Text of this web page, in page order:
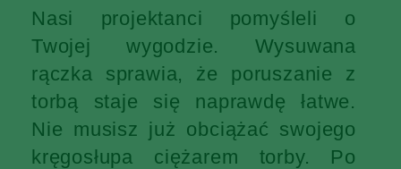
Nasi projektanci pomyśleli o
Twojej wygodzie. Wysuwana
rączka sprawia, że poruszanie z
torbą staje się naprawdę łatwe.
Nie musisz już obciążać swojego
kręgosłupa ciężarem torby. Po